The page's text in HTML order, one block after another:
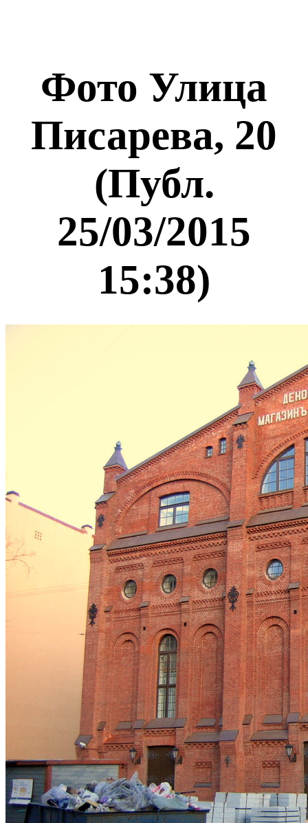
Фото Улица
Писарева, 20
(Публ.
25/03/2015
15:38)